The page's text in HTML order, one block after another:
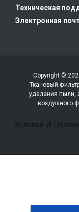
Техническая
Электронная
Copyright ©
Тканевый
удаления пыли,
воздушного
Условия И